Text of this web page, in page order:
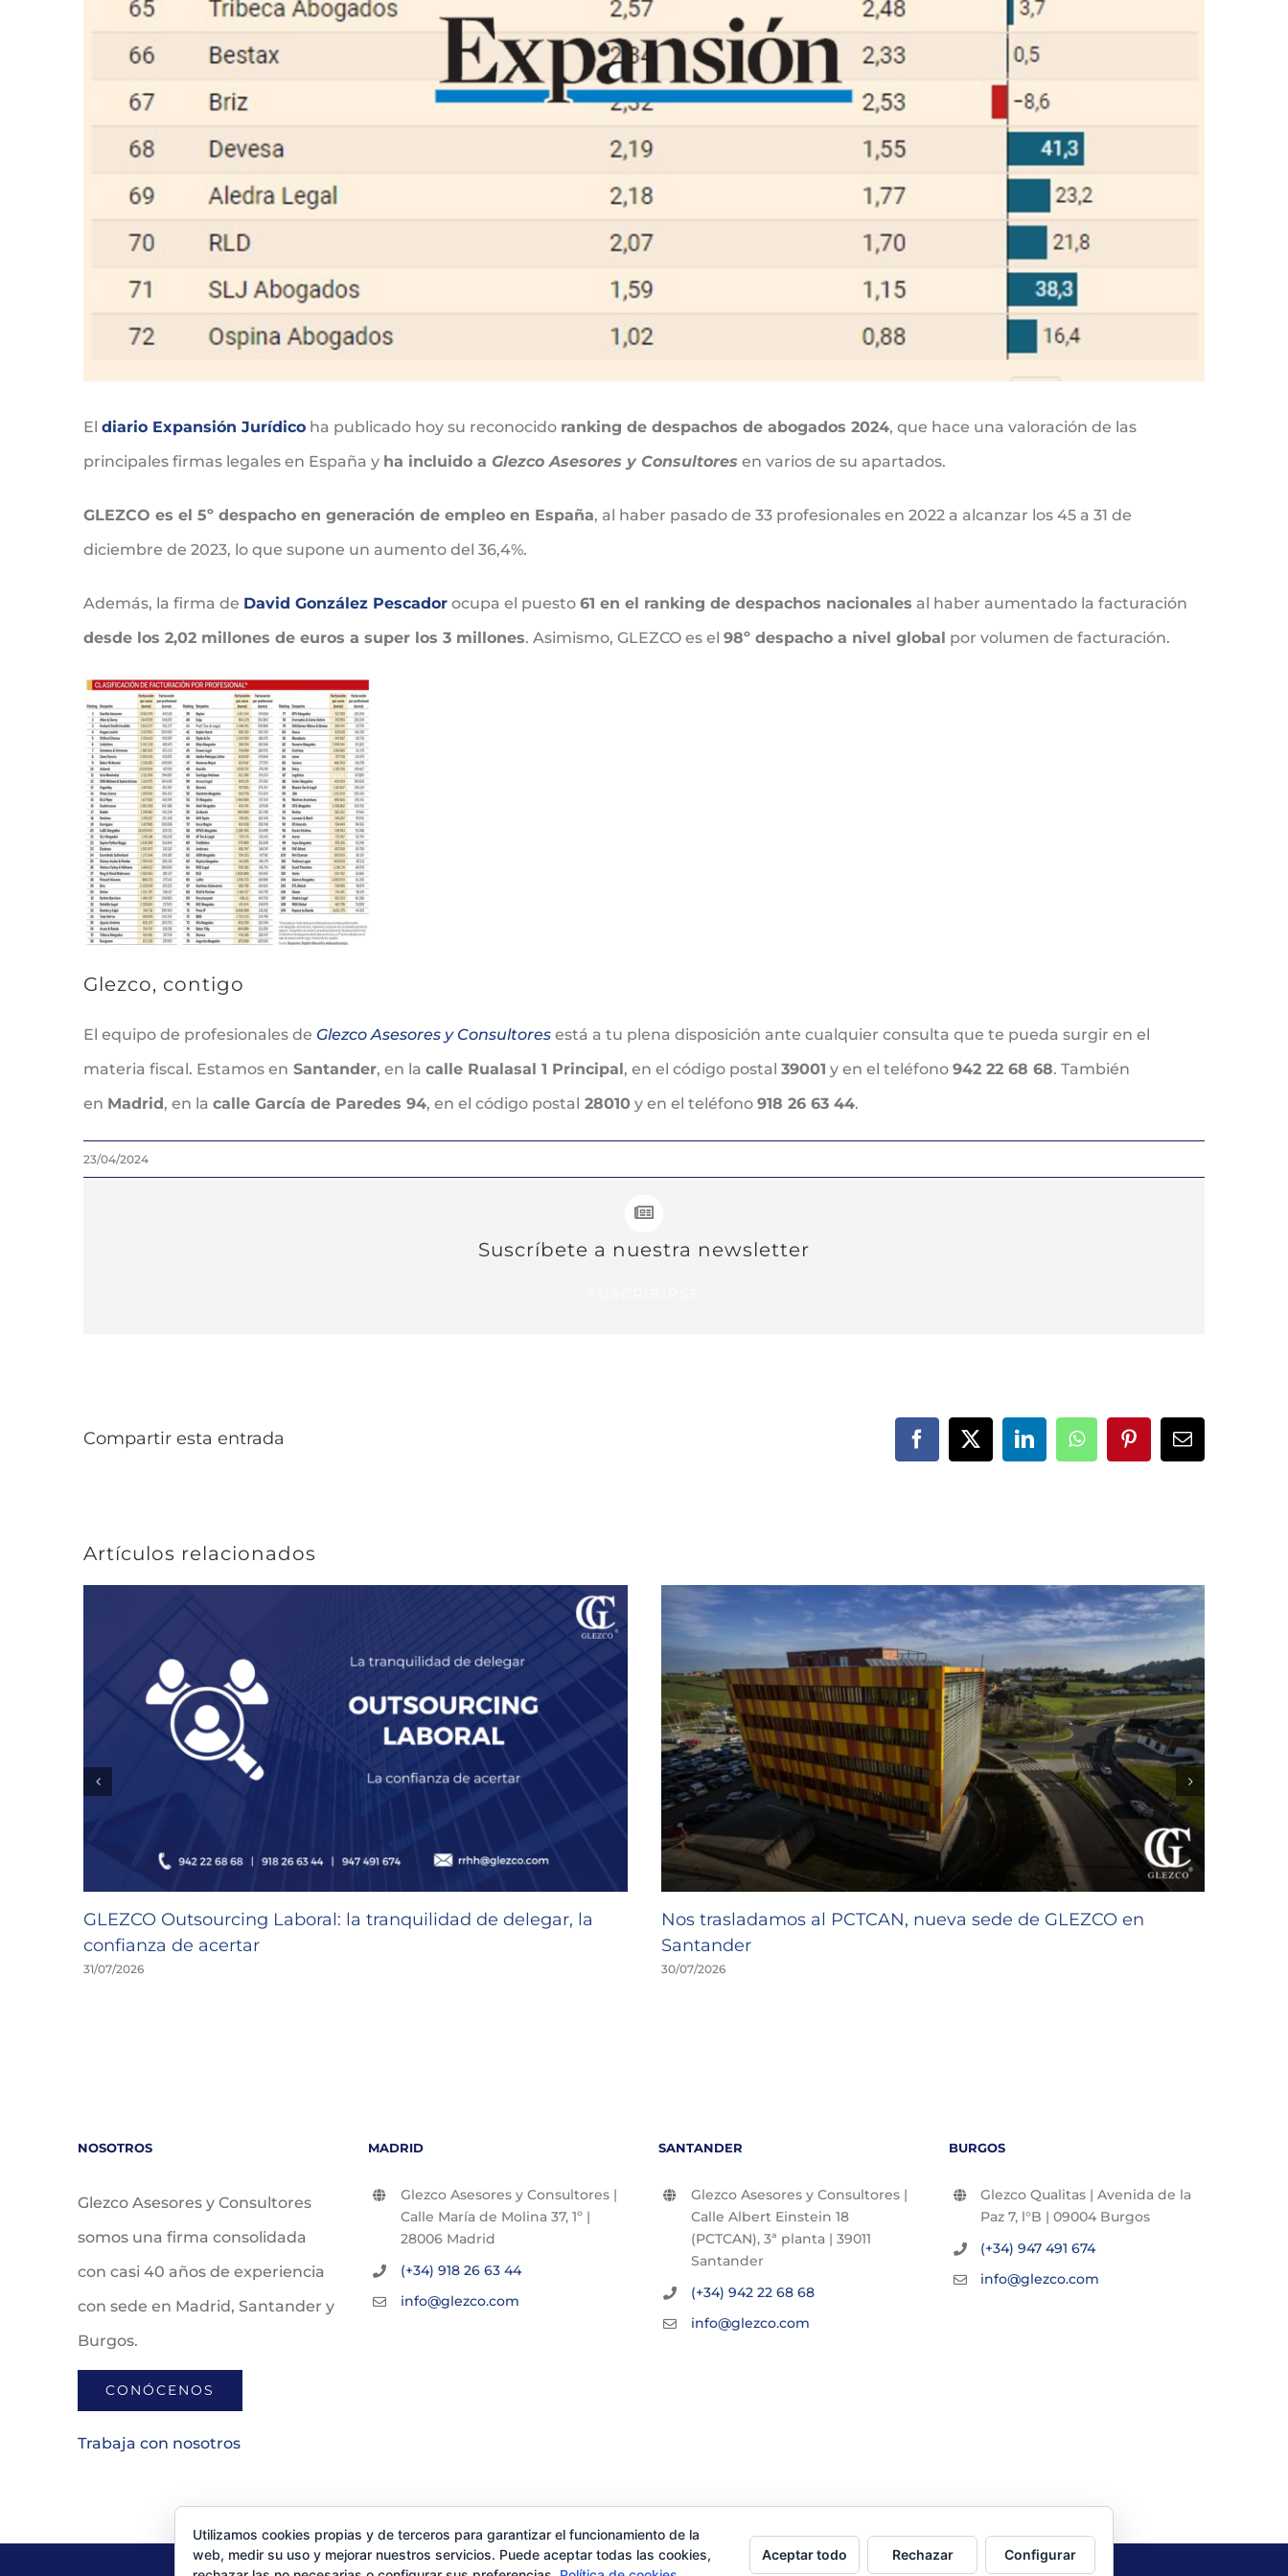
El diario Expansión Jurídico ha publicado hoy su reconocido ranking de despachos de abogados 2024, que hace una valoración de las
principales firmas legales en España y ha incluido a Glezco Asesores y Consultores en varios de su apartados.
GLEZCO es el 5º despacho en generación de empleo en España, al haber pasado de 33 profesionales en 2022 a alcanzar los 45 a 31 de
diciembre de 2023, lo que supone un aumento del 36,4%.
Además, la firma de David González Pescador ocupa el puesto 61 en el ranking de despachos nacionales al haber aumentado la facturación
desde los 2,02 millones de euros a super los 3 millones. Asimismo, GLEZCO es el 98º despacho a nivel global por volumen de facturación.
Glezco, contigo
El equipo de profesionales de Glezco Asesores y Consultores está a tu plena disposición ante cualquier consulta que te pueda surgir en el
materia fiscal. Estamos en Santander, en la calle Rualasal 1 Principal , en el código postal 39001 y en el teléfono 942 22 68 68. También
en Madrid , en la calle García de Paredes 94, en el código postal 28010 y en el teléfono 918 26 63 44.
23/04/2024
Suscríbete a nuestra newsletter
Compartir esta entrada Facebook
X LinkedInWhatsAppPinterestCorreo
electrónico
Artículos relacionados
GLEZCO Outsourcing Laboral: la tranquilidad de delegar, la
confianza de acertar
31/07/2026
Nos trasladamos al PCTCAN, nueva sede de GLEZCO en
Santander
30/07/2026
NOSOTROS
Glezco Asesores y Consultores
somos una firma consolidada
con casi 40 años de experiencia
con sede en Madrid, Santander y
Burgos.
CONÓCENOS
Trabaja con nosotros
MADRID
Glezco Asesores y Consultores |
Calle María de Molina 37, 1º |
28006 Madrid
(+34) 918 26 63 44
info@glezco.com
SANTANDER
Glezco Asesores y Consultores |
Calle Albert Einstein 18
(PCTCAN), 3ª planta | 39011
Santander
(+34) 942 22 68 68
info@glezco.com
BURGOS
Glezco Qualitas | Avenida de la
Paz 7, l°B | 09004 Burgos
(+34) 947 491 674
info@glezco.com
Utilizamos cookies propias y de terceros para garantizar el funcionamiento de la
web, medir su uso y mejorar nuestros servicios. Puede aceptar todas las cookies,
Aceptar todo Rechazar Configurar